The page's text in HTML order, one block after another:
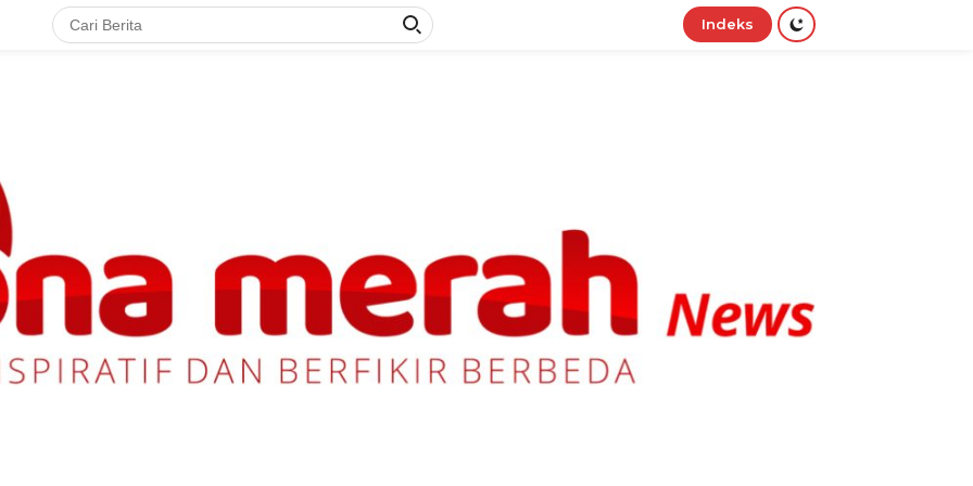
Indeks